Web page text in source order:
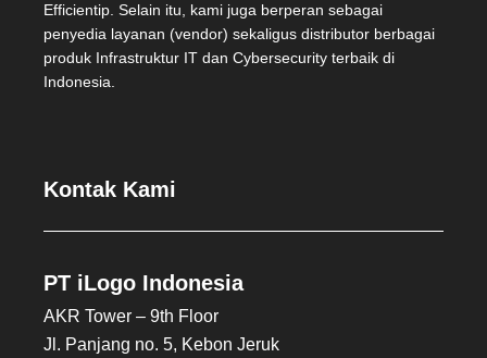
Efficientip. Selain itu, kami juga berperan sebagai
penyedia layanan (vendor) sekaligus distributor berbagai
produk Infrastruktur IT dan Cybersecurity terbaik di
Indonesia.
Kontak Kami
PT iLogo Indonesia
AKR Tower – 9th Floor
Jl. Panjang no. 5, Kebon Jeruk